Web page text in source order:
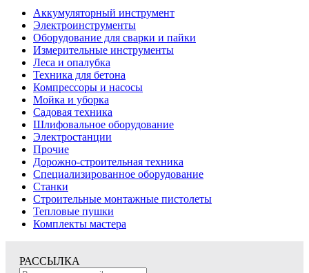
Аккумуляторный инструмент
Электроинструменты
Оборудование для сварки и пайки
Измерительные инструменты
Леса и опалубка
Техника для бетона
Компрессоры и насосы
Мойка и уборка
Садовая техника
Шлифовальное оборудование
Электростанции
Прочие
Дорожно-строительная техника
Специализированное оборудование
Станки
Строительные монтажные пистолеты
Тепловые пушки
Комплекты мастера
РАССЫЛКА